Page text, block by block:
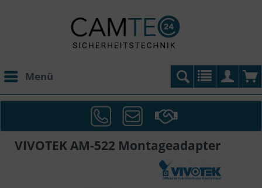
Menü
VIVOTEK AM-522 Montageadapter